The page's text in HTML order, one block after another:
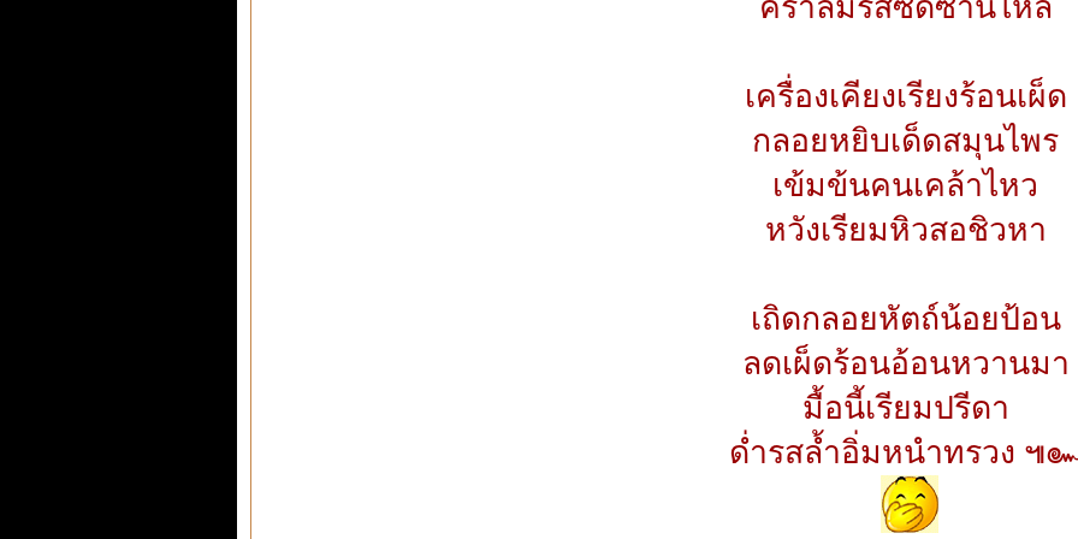
เครื่องเคียงเรียงร้อนเผ็ด
กลอยหยิบเด็ดสมุนไพร
เข้มข้นคนเคล้าไหว
หวังเรียมหิวสอชิวหา
เถิดกลอยหัตถ์น้อยป้อน
ลดเผ็ดร้อนอ้อนหวานมา
มื้อนี้เรียมปรีดา
ด่ำรสล้ำอิ่มหนำทรวง ๚